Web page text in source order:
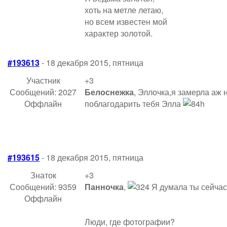
хоть на метле летаю,
но всем известен мой
характер золотой.
#193613- 18 декабря 2015, пятница
Участник
Сообщений: 2027
Оффлайн
+3
Белоснежка, Эллочка,я замерла аж
поблагодарить тебя Элла
#193615- 18 декабря 2015, пятница
Знаток
Сообщений: 9359
Оффлайн
+3
Панночка, Я думала ты
Люди, где фотографии?